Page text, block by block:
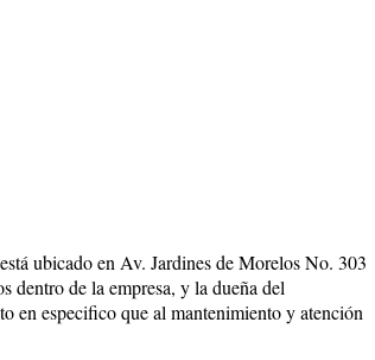
ubicado en Av. Jardines de Morelos No. 303
de la empresa, y la dueña del
en especifico que al mantenimiento y atención